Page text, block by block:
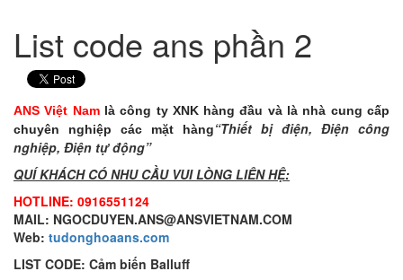
List code ans phần 2
ANS Việt Namlà công ty XNK hàng đầu và là nhà cung cấp
chuyên nghiệp các mặt hàng“Thiết bị điện, Điện công
nghiệp, Điện tự động”
QUÍ KHÁCH CÓ NHU CẦU VUI LÒNG LIÊN HỆ:
HOTLINE: 0916551124
MAIL: NGOCDUYEN.ANS@ANSVIETNAM.COM
Web: tudonghoaans.com
LIST CODE: Cảm biến Balluff